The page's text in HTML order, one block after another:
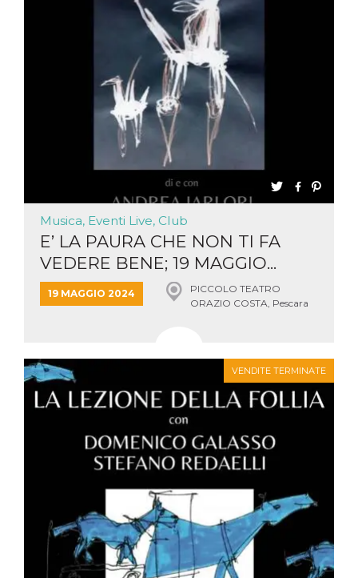
Musica, Eventi Live, Club
E’ LA PAURA CHE NON TI FA
VEDERE BENE; 19 MAGGIO...
19 MAGGIO 2024
PICCOLO TEATRO
ORAZIO COSTA, Pescara
VENDITE TERMINATE